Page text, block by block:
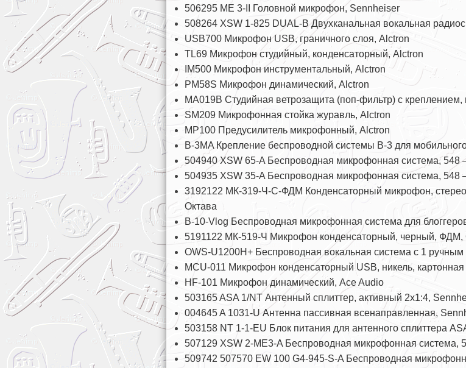
506295 ME 3-II Головной микрофон, Sennheiser
508264 XSW 1-825 DUAL-B Двухканальная вокальная
USB700 Микрофон USB, граничного слоя, Alctron
TL69 Микрофон студийный, конденсаторный, Alctron
IM500 Микрофон инструментальный, Alctron
PM58S Микрофон динамический, Alctron
MA019B Студийная ветрозащита (поп-фильтр) с креплением,
SM209 Микрофонная стойка журавль, Alctron
MP100 Предусилитель микрофонный, Alctron
B-3MA Крепление беспроводной системы B-3 для
504940 XSW 65-A Беспроводная микрофонная система, 548
504935 XSW 35-A Беспроводная микрофонная система, 548
3192122 МК-319-Ч-С-ФДМ Конденсаторный микрофон,
Октава
B-10-Vlog Беспроводная микрофонная система для
5191122 МК-519-Ч Микрофон конденсаторный, черный, ФДМ,
OWS-U1200H+ Беспроводная вокальная система с 1 ручным
MCU-011 Микрофон конденсаторный USB, никель, картонная
HF-101 Микрофон динамический, Ace Audio
503165 ASA 1/NT Антенный сплиттер, активный 2x1:4,
004645 A 1031-U Антенна пассивная всенаправленная,
503158 NT 1-1-EU Блок питания для антенного сплиттера
507129 XSW 2-ME3-A Беспроводная микрофонная система,
509742 507570 EW 100 G4-945-S-A Беспроводная